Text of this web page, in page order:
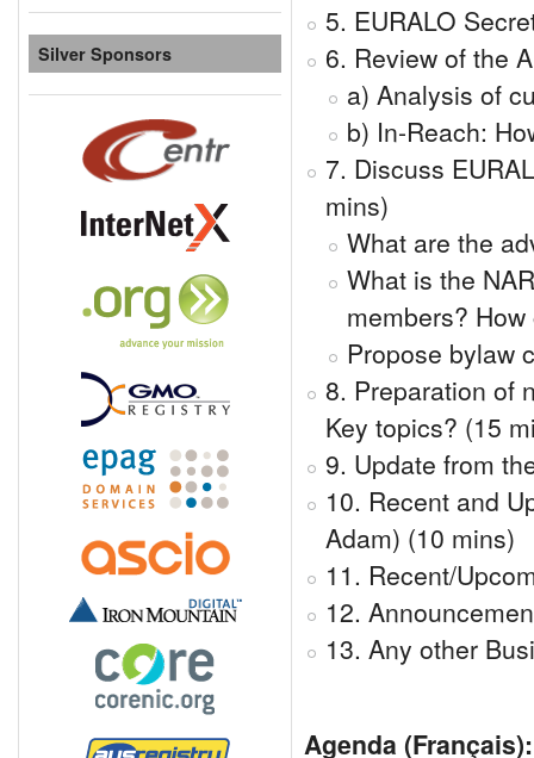
Silver Sponsors
5. EURALO
6. Review of the
a) Analysis of
b) In-Reach:
7. Discuss
mins)
What are the
What is the
members?
Propose bylaw
8. Preparation of
Key topics? (15
9. Update from
10. Recent and
Adam) (10 mins)
11. Recent/
12.
13. Any other
Agenda (Français):